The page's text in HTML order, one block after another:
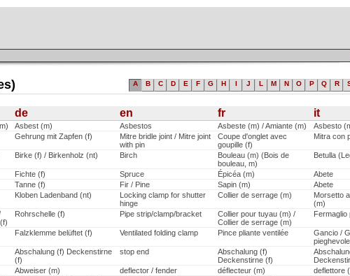
A B C D E F G H I J L M N O P Q R
de en fr it
Asbest (m) Asbestos Asbeste (m) / Amiante (m)
Asbesto
Gehrung mit Zapfen (f)
Mitre bridle joint / Mitre joint
with pin
Coupe d'onglet avec
goupille (f)
Mitra con
Birke (f) / Birkenholz (nt) Birch
Bouleau (m) (Bois de
bouleau, m)
Betulla
Fichte (f) Spruce Épicéa (m)
Abete
Tanne (f) Fir / Pine Sapin (m)
Abete
Kloben Ladenband (nt)
Locking clamp for shutter
hinge
Collier de serrage (m)
Morsetto
(m)
Rohrschelle (f) Pipe strip/clamp/bracket
Collier pour tuyau (m) /
Collier de serrage (m)
Fermaglio
Falzklemme belüftet (f) Ventilated folding clamp Pince pliante ventilée
Gancio /
Abschalung (f) Deckenstirne
(f)
stop end
Abschalung (f)
Deckenstirne (f)
Abweiser (m) deflector / fender déflecteur (m)
deflettore